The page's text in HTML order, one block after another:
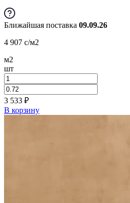
Ближайшая поставка 09.09.26
4 907 c/м2
м2
шт
3 533 ₽
В корзину